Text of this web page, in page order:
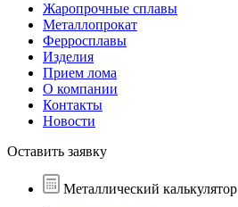
Жаропрочные сплавы
Металлопрокат
Ферросплавы
Изделия
Прием лома
О компании
Контакты
Новости
Оставить заявку
Металлический калькулятор